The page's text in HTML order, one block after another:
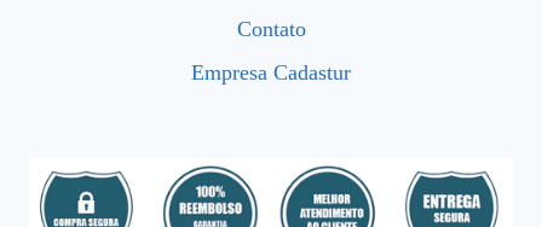
Contato
Empresa Cadastur